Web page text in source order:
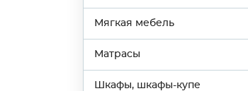
Мягкая мебель
Матрасы
Шкафы, шкафы-купе